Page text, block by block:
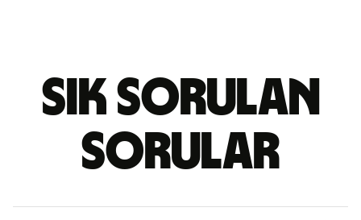
Sık sorulan
sorular